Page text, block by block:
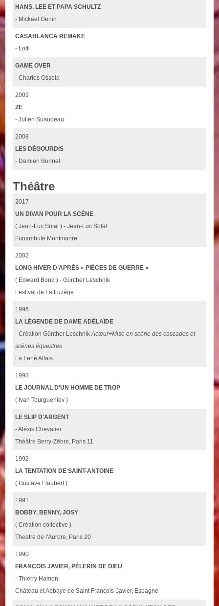
HANS, LEE ET PAPA SCHULTZ
- Mickael Genin
CASABLANCA REMAKE
- Lotfi
GAME OVER
- Charles Ossola
2009
ZE
- Julien Suaudeau
2008
LES DÉGOURDIS
- Damien Bonnel
Théâtre
2017
UN DIVAN POUR LA SCÈNE
( Jean-Luc Solal ) - Jean-Luc Solal
Funambule Montmartre
2002
LONG HIVER D’APRÈS « PIÈCES DE GUERRE »
( Edward Bond ) - Günther Leschnik
Festival de La Luzège
1996
LA LÉGENDE DE DAME ADÉLAÏDE
- Création Günther LeschnikActeur+Mise en scène des cascades et
scènes équestres
La Ferté Allais
1993
LE JOURNAL D'UN HOMME DE TROP
( Ivan Tourgueniev )
LE SLIP D'ARGENT
- Alexis Chevalier
Théâtre Berry-Zèbre, Paris 11
1992
LA TENTATION DE SAINT-ANTOINE
( Gustave Flaubert )
1991
BOBBY, BENNY, JOSY
( Création collective )
Theatre de l'Aurore, Paris 20
1990
FRANÇOIS JAVIER, PÉLERIN DE DIEU
- Thierry Hamon
Château et Abbaye de Saint François-Javier, Espagne